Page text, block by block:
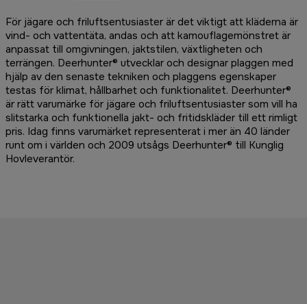
För jägare och friluftsentusiaster är det viktigt att kläderna är
vind- och vattentäta, andas och att kamouflagemönstret är
anpassat till omgivningen, jaktstilen, växtligheten och
terrängen. Deerhunter® utvecklar och designar plaggen med
hjälp av den senaste tekniken och plaggens egenskaper
testas för klimat, hållbarhet och funktionalitet. Deerhunter®
är rätt varumärke för jägare och friluftsentusiaster som vill ha
slitstarka och funktionella jakt- och fritidskläder till ett rimligt
pris. Idag finns varumärket representerat i mer än 40 länder
runt om i världen och 2009 utsågs Deerhunter® till Kunglig
Hovleverantör.